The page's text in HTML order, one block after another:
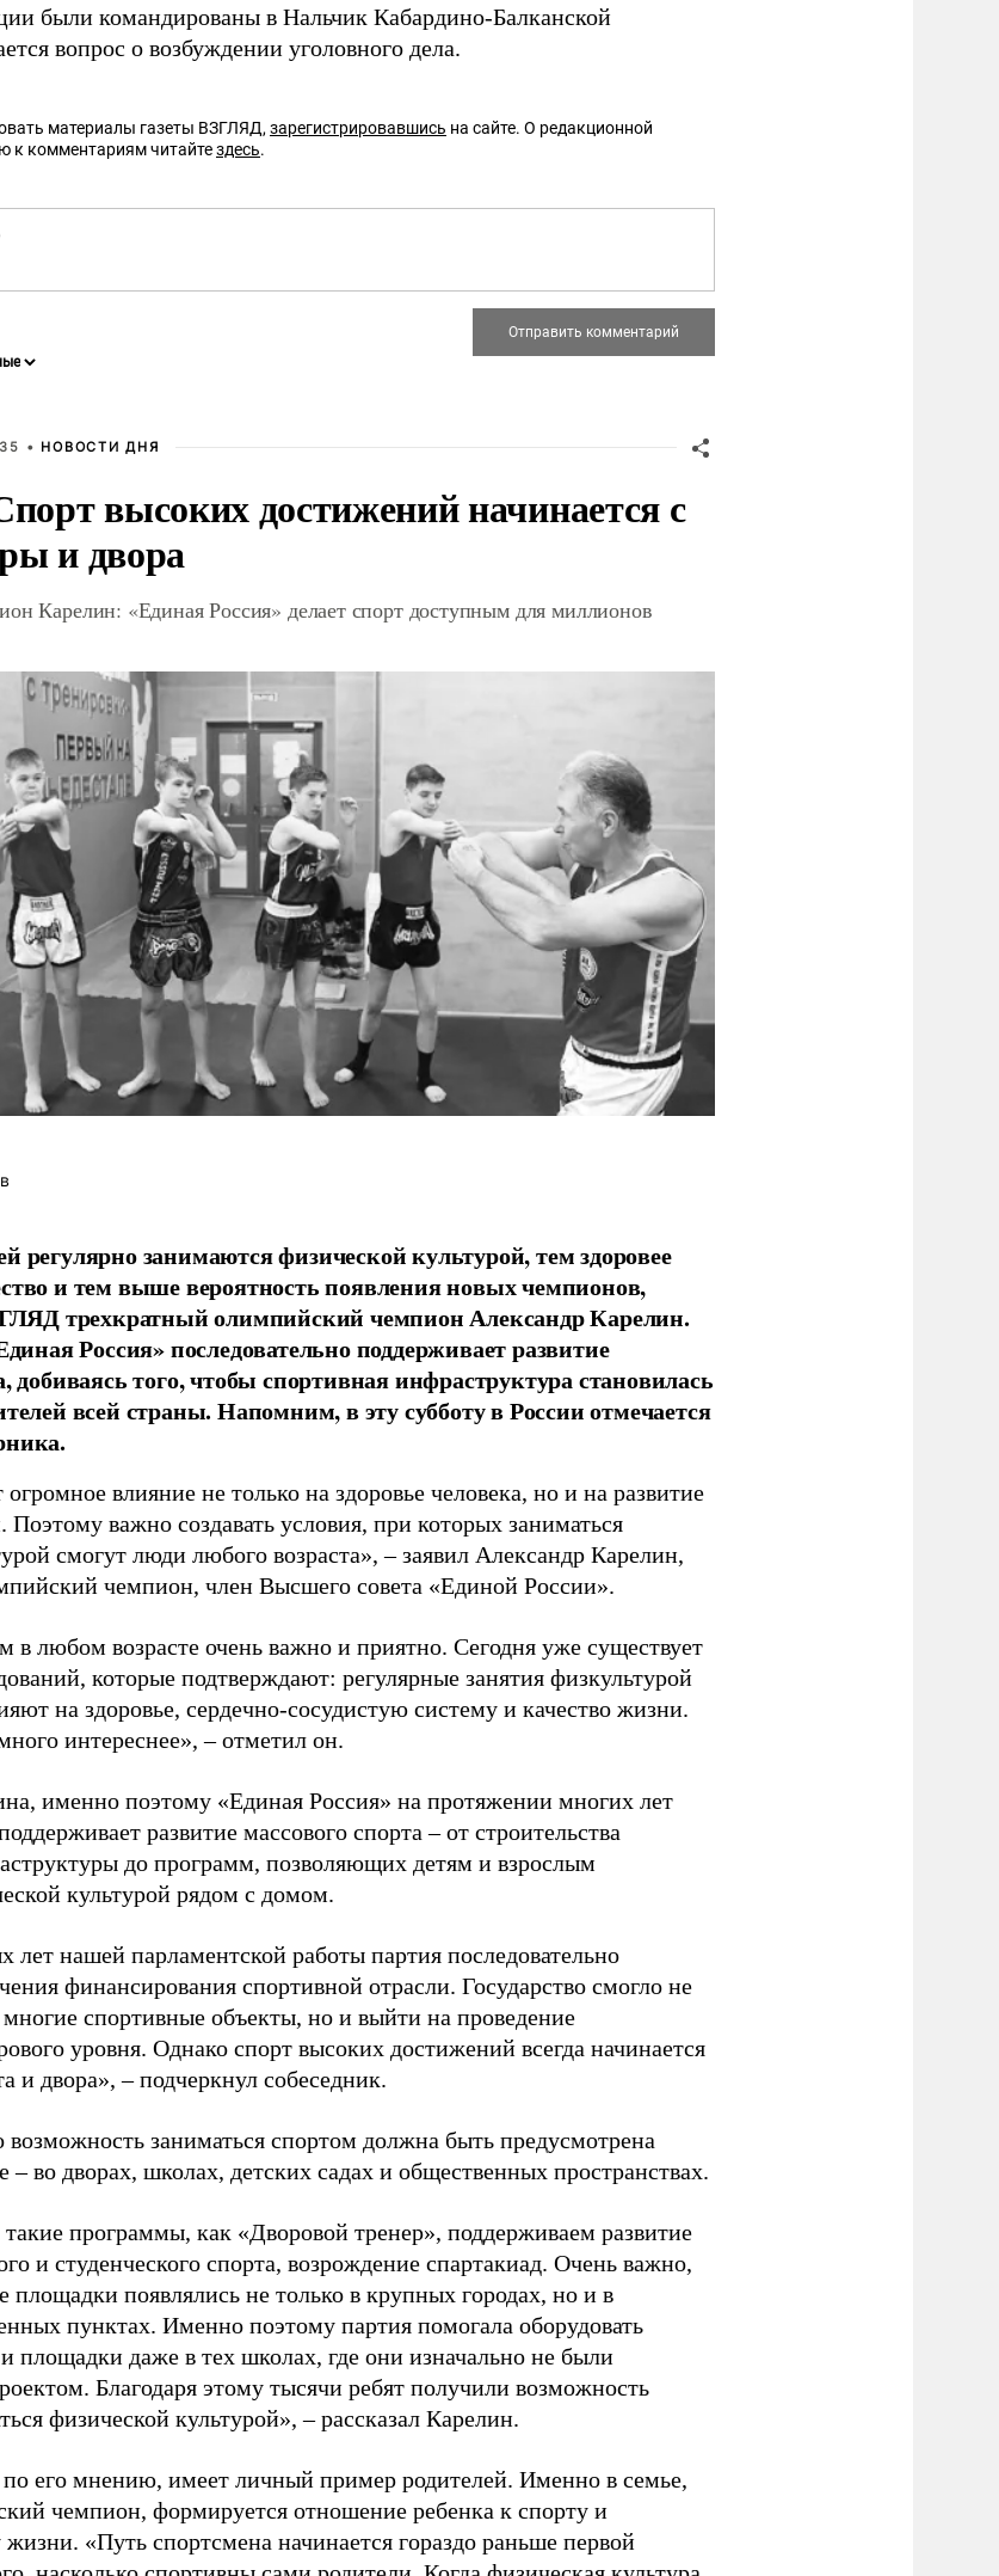
были командированы в Нальчик Кабардино-Балканской
вопрос о возбуждении уголовного дела.
материалы газеты ВЗГЛЯД, зарегистрировавшись на сайте. О редакционной
к комментариям читайтездесь.
• НОВОСТИ ДНЯ
высоких достижений начинается с
и двора
Карелин: «Единая Россия» делает спорт доступным для миллионов
регулярно занимаются физической культурой, тем здоровее
и тем выше вероятность появления новых чемпионов,
трехкратный олимпийский чемпион Александр Карелин.
Россия» последовательно поддерживает развитие
добиваясь того, чтобы спортивная инфраструктура становилась
всей страны. Напомним, в эту субботу в России отмечается
влияние не только на здоровье человека, но и на развитие
Поэтому важно создавать условия, при которых заниматься
смогут люди любого возраста», – заявил Александр Карелин,
чемпион, член Высшего совета «Единой России».
в любом возрасте очень важно и приятно. Сегодня уже существует
которые подтверждают: регулярные занятия физкультурой
на здоровье, сердечно-сосудистую систему и качество жизни.
интереснее», – отметил он.
именно поэтому «Единая Россия» на протяжении многих лет
развитие массового спорта – от строительства
до программ, позволяющих детям и взрослым
культурой рядом с домом.
лет нашей парламентской работы партия последовательно
финансирования спортивной отрасли. Государство смогло не
многие спортивные объекты, но и выйти на проведение
уровня. Однако спорт высоких достижений всегда начинается
и двора», – подчеркнул собеседник.
заниматься спортом должна быть предусмотрена
– во дворах, школах, детских садах и общественных пространствах.
программы, как «Дворовой тренер», поддерживаем развитие
и студенческого спорта, возрождение спартакиад. Очень важно,
площадки появлялись не только в крупных городах, но и в
пунктах. Именно поэтому партия помогала оборудовать
площадки даже в тех школах, где они изначально не были
Благодаря этому тысячи ребят получили возможность
физической культурой», – рассказал Карелин.
по его мнению, имеет личный пример родителей. Именно в семье,
чемпион, формируется отношение ребенка к спорту и
жизни. «Путь спортсмена начинается гораздо раньше первой